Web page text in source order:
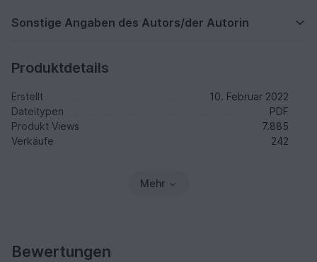
Sonstige Angaben des Autors/der Autorin
Produktdetails
Erstellt
10. Februar 2022
Dateitypen
PDF
Produkt Views
7.885
Verkäufe
242
Mehr
Bewertungen